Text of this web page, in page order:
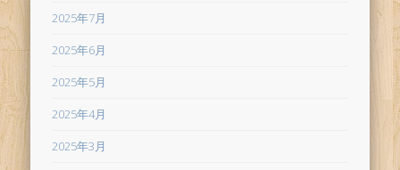
2025年7月
2025年6月
2025年5月
2025年4月
2025年3月